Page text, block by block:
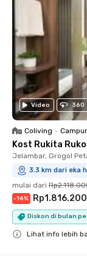
Video 360
Coliving • Campur
Kost Rukita
Jelambar, Grogol
3.3 km dari eka
mulai dari
-14% Rp1.816.200
Diskon di bulan
Lihat info lebih